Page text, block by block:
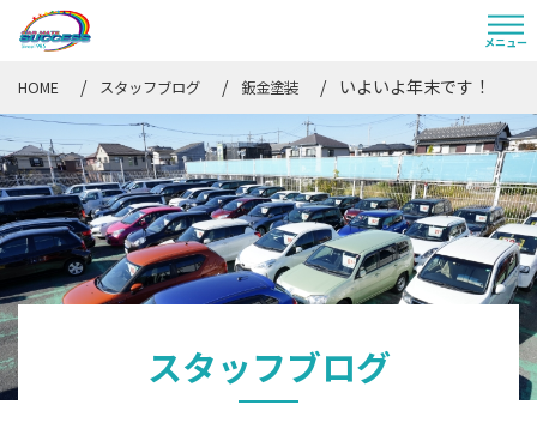
HOME スタッフブログ 鈑金塗装 いよいよ年末です！
スタッフブログ